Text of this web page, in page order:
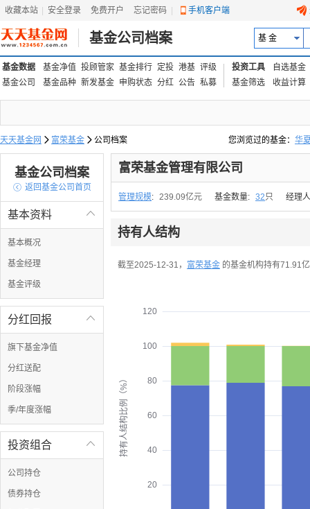
收藏本站 安全登录 免费开户 忘记密码 手机客户端
基金公司档案 基 金
基金数据 基金净值 投顾管家 基金排行 定投 港基 评级
基金公司
基金品种 新发基金 申购状态 分红 公告 私募
投资工具
自选基金
基金筛选
收益计算
天天基金网  富荣基金  公司档案 您浏览过的基金： 华
易方达上证中盘ETF联
基金公司档案
 返回基金公司首页

基本资料
基本概况
基金经理
基金评级

分红回报
旗下基金净值
分红送配
阶段涨幅
季/年度涨幅

投资组合
公司持仓
债券持仓
富荣基金管理有限公司
管理规模: 239.09亿元 基金数量: 32只 经理
持有人结构
截至2025-12-31， 富荣基金 的基金机构持有71.91
持有人结构比例（%）
20
40
60
80
100
120